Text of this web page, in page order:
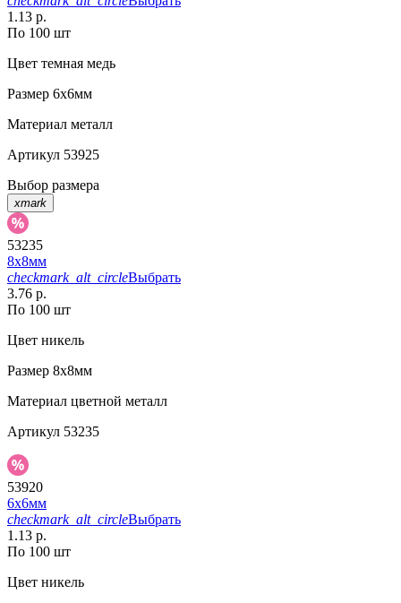
1.13 р.
По 100 шт
Цвет темная медь
Размер 6х6мм
Материал металл
Артикул 53925
Выбор размера
xmark
53235
8х8мм
checkmark_alt_circleВыбрать
3.76 р.
По 100 шт
Цвет никель
Размер 8х8мм
Материал цветной металл
Артикул 53235
53920
6х6мм
checkmark_alt_circleВыбрать
1.13 р.
По 100 шт
Цвет никель